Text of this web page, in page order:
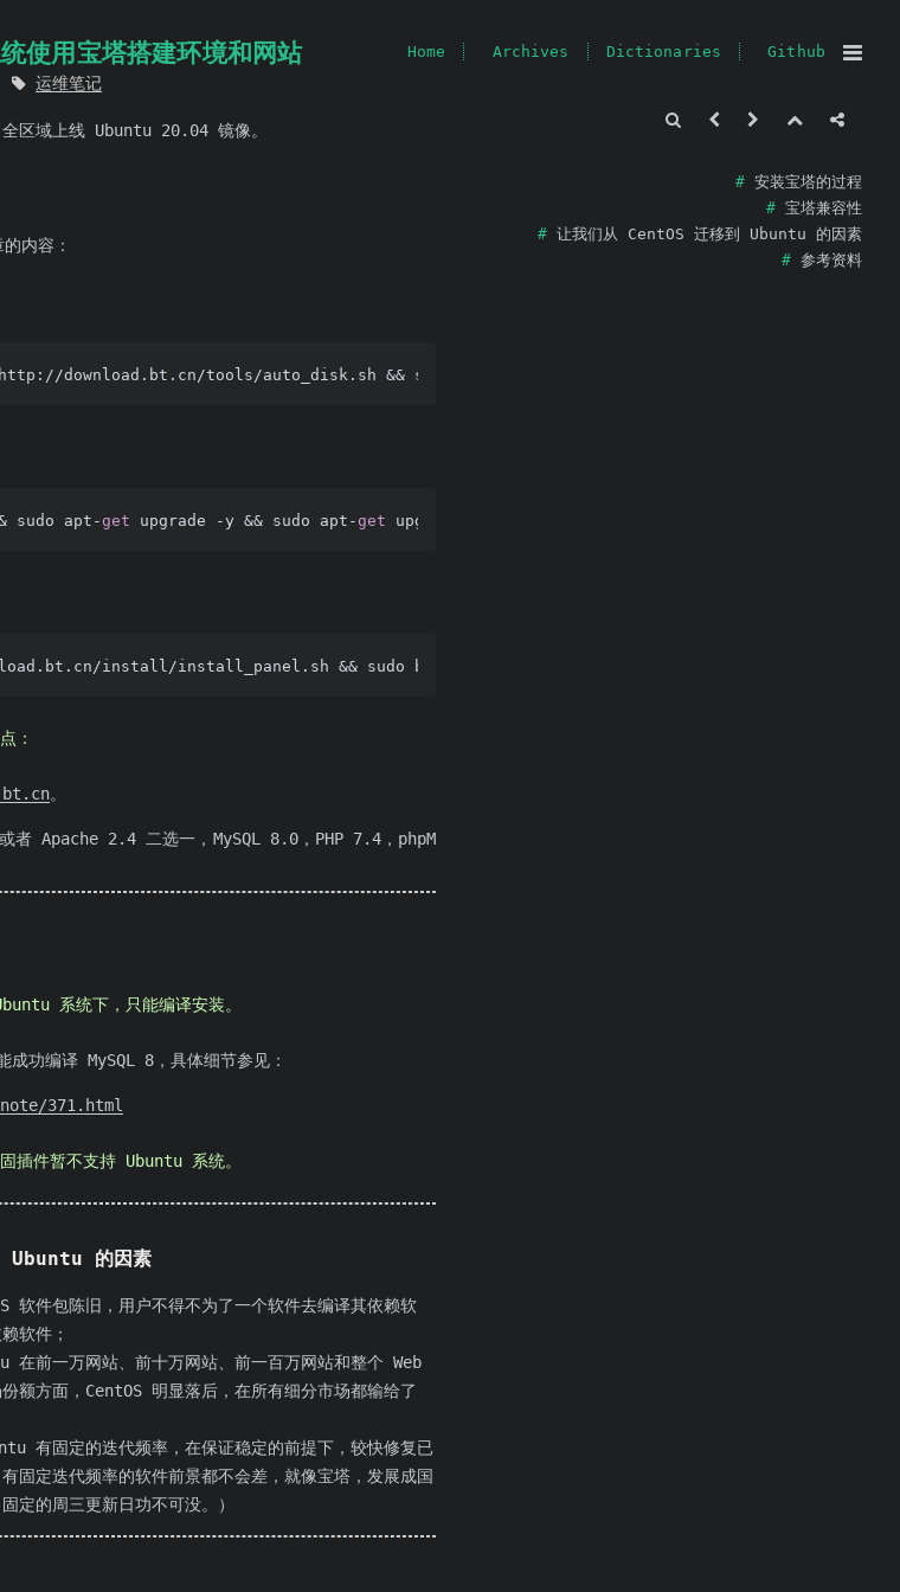
Home Archives Dictionaries Github
安装宝塔的过程
宝塔兼容性
让我们从 CentOS 迁移到 Ubuntu 的因素
参考资料
用宝塔搭建环境和网站
运维笔记
区域上线 Ubuntu 20.04 镜像。
内容：
sudo apt -get upgrade -y && sudo apt -get upgrade linux
：
。
者 Apache 2.4 二选一，MySQL 8.0，PHP 7.4，phpM
系统下，只能编译安装。
功编译 MySQL 8，具体细节参见：
371.html
插件暂不支持 Ubuntu 系统。
Ubuntu 的因素
软件包陈旧，用户不得不为了一个软件去编译其依赖软
软件；
在前一万网站、前十万网站、前一百万网站和整个 Web
额方面，CentOS 明显落后，在所有细分市场都输给了
有固定的迭代频率，在保证稳定的前提下，较快修复已
固定迭代频率的软件前景都不会差，就像宝塔，发展成国
定的周三更新日功不可没。）